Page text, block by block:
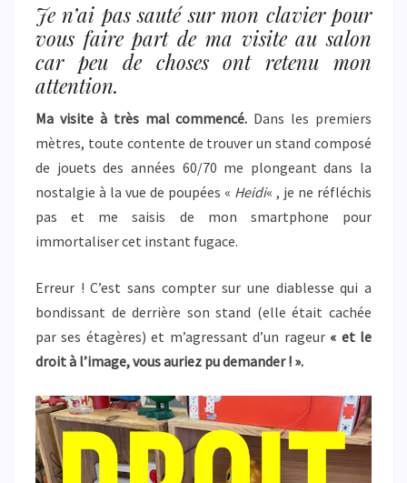
QUE
J’EN
PENSE
Je n’ai pas sauté sur mon clavier pour
vous faire part de ma visite au salon
car peu de choses ont retenu mon
attention.
Ma visite à très mal commencé. Dans les premiers
mètres, toute contente de trouver un stand composé
de jouets des années 60/70 me plongeant dans la
nostalgie à la vue de poupées « Heidi« , je ne réfléchis
pas et me saisis de mon smartphone pour
immortaliser cet instant fugace.
Erreur ! C’est sans compter sur une diablesse qui a
bondissant de derrière son stand (elle était cachée
par ses étagères) et m’agressant d’un rageur « et le
droit à l’image, vous auriez pu demander ! ».